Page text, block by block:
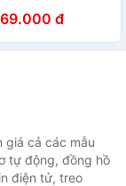
III Hàng chính
hành 36 tháng
đ
giá cả các mẫu
tự động, đồng hồ
điện tử, treo